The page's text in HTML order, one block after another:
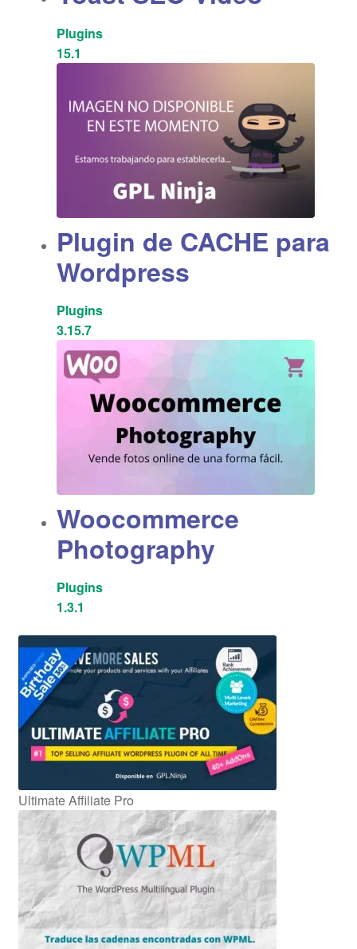
Plugins
15.1
Plugin de CACHE para
Wordpress
Plugins
3.15.7
Woocommerce
Photography
Plugins
1.3.1
Ultimate Affiliate Pro